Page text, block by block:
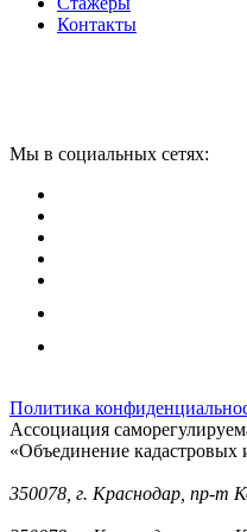
Контакты
Мы в социальных сетях:
Политика
Ассоциация
«Объединение
350078, г. Краснодар, пр-т